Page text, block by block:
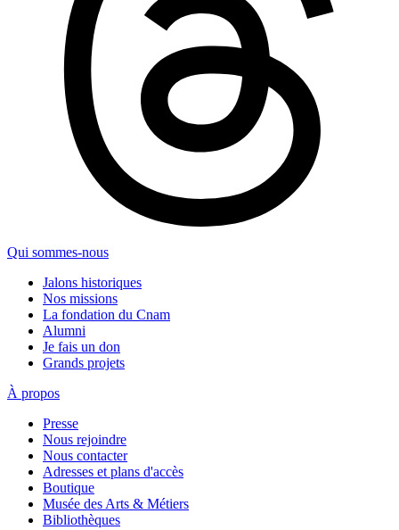
Qui sommes-nous
Jalons historiques
Nos missions
La fondation du Cnam
Alumni
Je fais un don
Grands projets
À propos
Presse
Nous rejoindre
Nous contacter
Adresses et plans d'accès
Boutique
Musée des Arts & Métiers
Bibliothèques